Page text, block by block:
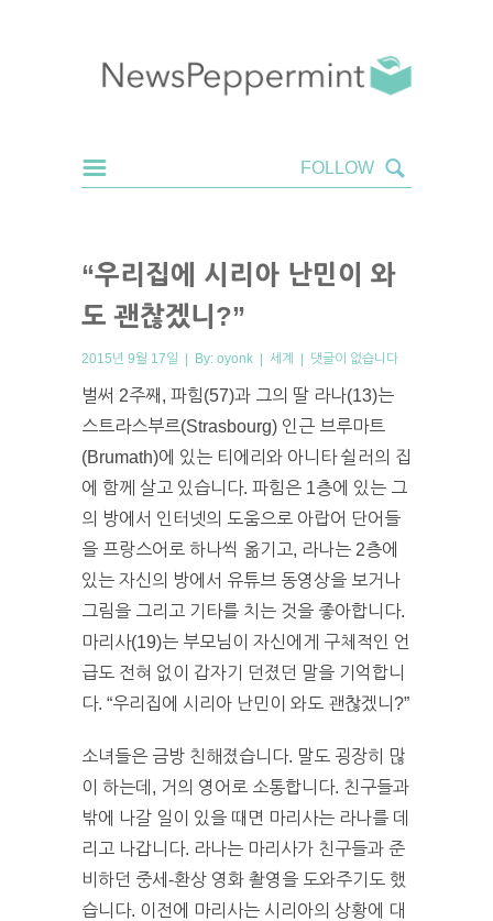
“우리집에 시리아 난민이 와
도 괜찮겠니?”
2015년 9월 17일 | By: oyonk | 세계 | 댓글이 없습니다
벌써 2주째, 파힘(57)과 그의 딸 라나(13)는
스트라스부르(Strasbourg) 인근 브루마트
(Brumath)에 있는 티에리와 아니타 쉴러의 집
에 함께 살고 있습니다. 파힘은 1층에 있는 그
의 방에서 인터넷의 도움으로 아랍어 단어들
을 프랑스어로 하나씩 옮기고, 라나는 2층에
있는 자신의 방에서 유튜브 동영상을 보거나
그림을 그리고 기타를 치는 것을 좋아합니다.
마리사(19)는 부모님이 자신에게 구체적인 언
급도 전혀 없이 갑자기 던졌던 말을 기억합니
다. “우리집에 시리아 난민이 와도 괜찮겠니?”
소녀들은 금방 친해졌습니다. 말도 굉장히 많
이 하는데, 거의 영어로 소통합니다. 친구들과
밖에 나갈 일이 있을 때면 마리사는 라나를 데
리고 나갑니다. 라나는 마리사가 친구들과 준
비하던 중세-환상 영화 촬영을 도와주기도 했
습니다. 이전에 마리사는 시리아의 상황에 대